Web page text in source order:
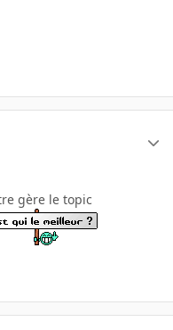
gère le topic